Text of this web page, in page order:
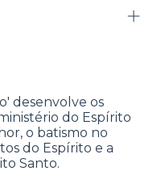
desenvolve os
do Espírito
o batismo no
do Espírito e a
Santo.